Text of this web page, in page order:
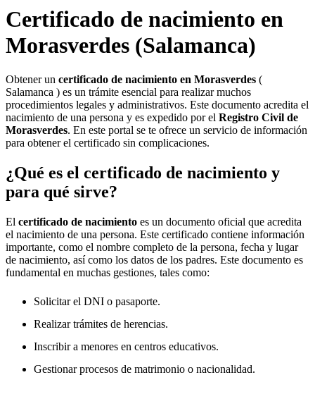
Certificado de nacimiento en
Morasverdes (Salamanca)
Obtener un certificado de nacimiento en Morasverdes (
Salamanca ) es un trámite esencial para realizar muchos
procedimientos legales y administrativos. Este documento acredita el
nacimiento de una persona y es expedido por el Registro Civil de
Morasverdes. En este portal se te ofrece un servicio de información
para obtener el certificado sin complicaciones.
¿Qué es el certificado de nacimiento y
para qué sirve?
El certificado de nacimiento es un documento oficial que acredita
el nacimiento de una persona. Este certificado contiene información
importante, como el nombre completo de la persona, fecha y lugar
de nacimiento, así como los datos de los padres. Este documento es
fundamental en muchas gestiones, tales como:
Solicitar el DNI o pasaporte.
Realizar trámites de herencias.
Inscribir a menores en centros educativos.
Gestionar procesos de matrimonio o nacionalidad.